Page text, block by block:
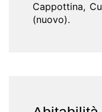
Cappottina,
(nuovo).